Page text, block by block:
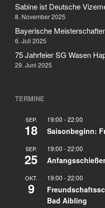
Sabine ist Deutsche
8. November 2025
Bayerische
6. Juli 2025
75 Jahrfeier SG Wasen
29. Juni 2025
TERMINE
SEP.
18
19:00 -22:00
Saisonbeginn:
SEP.
25
19:00 -22:00
OKT.
9
19:00 -22:00
Bad Aibling